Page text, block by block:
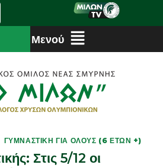
ΓΥΜΝΑΣΤΙΚΉ ΓΙΑ ΌΛΟΥΣ (6 ΕΤΏΝ +)
Στις 5/12 οι